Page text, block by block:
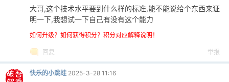
大哥,这个技术水平要到什么样的标准,能不能说给个东西来证
明一下,我想试一下自己有没有这个能力
如何升级？如何获得积分？积分对应解释说明！
回复 举报
快乐的小跳蛙 2025-3-28 11:16